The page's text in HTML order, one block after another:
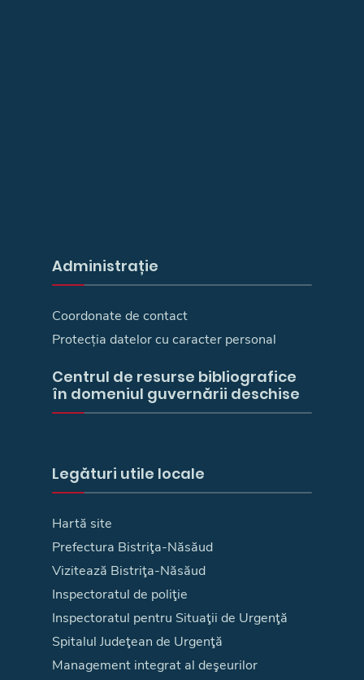
Administrație
Coordonate de contact
Protecția datelor cu caracter personal
Centrul de resurse bibliografice
în domeniul guvernării deschise
Legături utile locale
Hartă site
Prefectura Bistriţa-Năsăud
Vizitează Bistriţa-Năsăud
Inspectoratul de poliţie
Inspectoratul pentru Situaţii de Urgenţă
Spitalul Judeţean de Urgenţă
Management integrat al deşeurilor